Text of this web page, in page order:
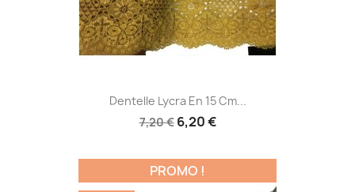
Dentelle Lycra En 15 Cm...
7,20 € 6,20 €
PROMO !